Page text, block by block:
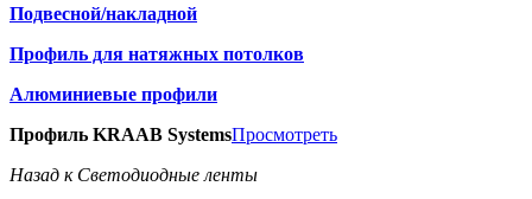
Подвесной/накладной
Профиль для натяжных потолков
Алюминиевые профили
Профиль KRAAB SystemsПросмотреть
Назад к Светодиодные ленты